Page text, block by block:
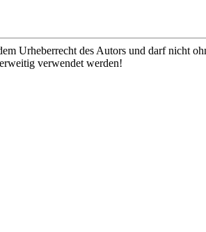
Urheberrecht des Autors und darf nicht
verwendet werden!